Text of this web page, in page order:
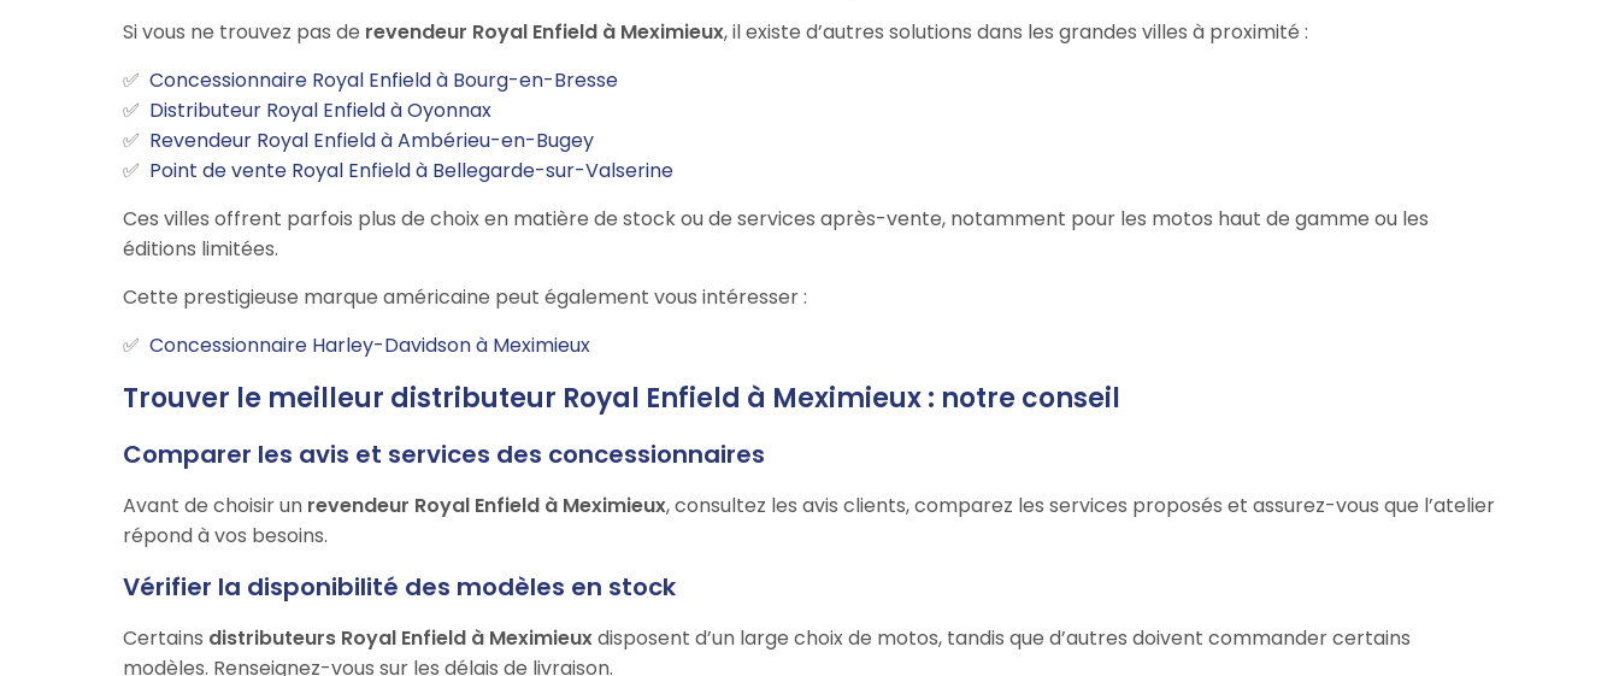
Si vous ne trouvez pas de revendeur Royal Enfield à Meximieux, il existe d’autres solutions dans les grandes villes à proximité :
Concessionnaire Royal Enfield à Bourg-en-Bresse
Distributeur Royal Enfield à Oyonnax
Revendeur Royal Enfield à Ambérieu-en-Bugey
Point de vente Royal Enfield à Bellegarde-sur-Valserine
Ces villes offrent parfois plus de choix en matière de stock ou de services après-vente, notamment pour les motos haut de gamme ou les
éditions limitées.
Cette prestigieuse marque américaine peut également vous intéresser :
Concessionnaire Harley-Davidson à Meximieux
Trouver le meilleur distributeur Royal Enfield à Meximieux : notre conseil
Comparer les avis et services des concessionnaires
Avant de choisir un revendeur Royal Enfield à Meximieux, consultez les avis clients, comparez les services proposés et assurez-vous que l’atelier
répond à vos besoins.
Vérifier la disponibilité des modèles en stock
Certains distributeurs Royal Enfield à Meximieuxdisposent d’un large choix de motos, tandis que d’autres doivent commander certains
modèles. Renseignez-vous sur les délais de livraison.